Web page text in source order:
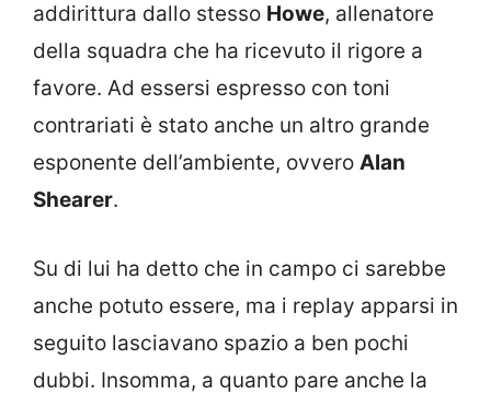
addirittura dallo stesso Howe, allenatore
della squadra che ha ricevuto il rigore a
favore. Ad essersi espresso con toni
contrariati è stato anche un altro grande
esponente dell’ambiente, ovvero Alan
Shearer.
Su di lui ha detto che in campo ci sarebbe
anche potuto essere, ma i replay apparsi in
seguito lasciavano spazio a ben pochi
dubbi. Insomma, a quanto pare anche la